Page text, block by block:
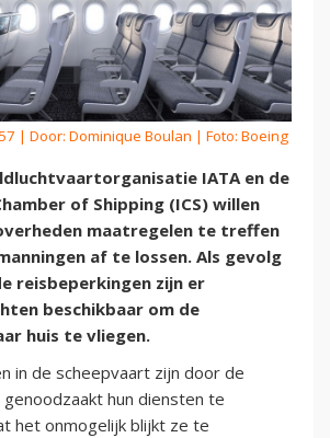
| Door: Dominique Boulan | Foto: Boeing
IATA en de
of Shipping (ICS) willen
maatregelen te treffen
af te lossen. Als gevolg
reisbeperkingen zijn er
beschikbaar om de
huis te vliegen.
in de scheepvaart zijn door de
hun diensten te
het onmogelijk blijkt ze te